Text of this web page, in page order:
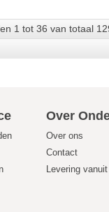
1 tot 36 van totaal
Over
Over ons
Contact
Levering